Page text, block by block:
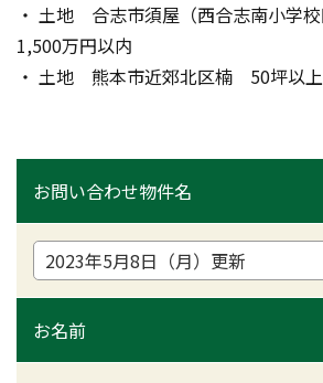
・ 土地　合志市須屋（西合志南小学
1,500万円以内
・ 土地　熊本市近郊北区楠　50坪以
お問い合わせ物件名
お名前